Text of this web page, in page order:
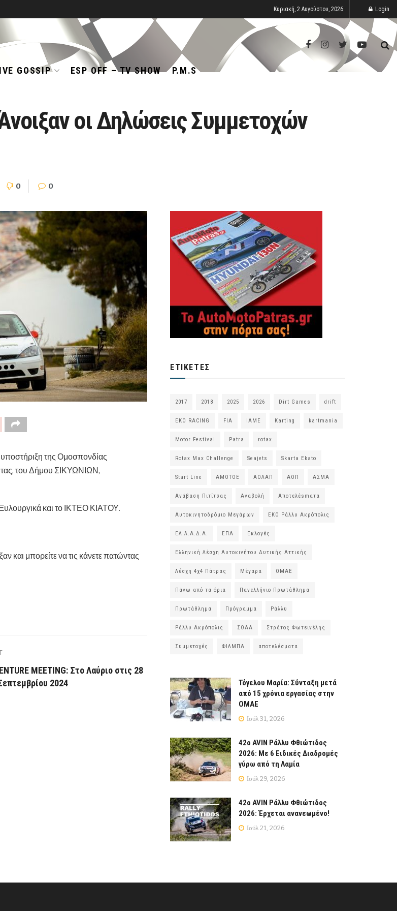
Κυριακή, 2 Αυγούστου, 2026 Login
GOSSIP ESP OFF – TV SHOW P.M.S
οι Δηλώσεις Συμμετοχών
0 0
υποστήριξη της Ομοσπονδίας
του Δήμου ΣΙΚΥΩΝΙΩΝ,
και το ΙΚΤΕΟ ΚΙΑΤΟΥ.
μπορείτε να τις κάνετε πατώντας
MEETING: Στο Λαύριο στις 28
2024
ΕΤΙΚΈΤΕΣ
2017 2018 2025 2026 Dirt Games drift
EKO RACING FIA IAME Karting kartmania
Motor Festival Patra rotax
Rotax Max Challenge Seajets Skarta Ekato
Start Line ΑΜΟΤΟΕ ΑΟΛΑΠ ΑΟΠ ΑΣΜΑ
Ανάβαση Πιτίτσας Αναβολή Αποτελέsmατα
Αυτοκινητοδρόμιο Μεγάρων ΕΚΟ Ράλλυ Ακρόπολις
ΕΛ.Λ.Α.Δ.Α. ΕΠΑ Εκλογές
Ελληνική Λέσχη Αυτοκινήτου Δυτικής Αττικής
Λέσχη 4χ4 Πάτρας Μέγαρα ΟΜΑΕ
Πάνω από τα όρια Πανελλήνιο Πρωτάθλημα
Πρωτάθλημα Πρόγραμμα Ράλλυ
Ράλλυ Ακρόπολις ΣΟΑΑ Στράτος Φωτεινέλης
Συμμετοχές ΦΙΛΜΠΑ αποτελέσματα
Τόγελου Μαρία: Σύνταξη μετά
από 15 χρόνια εργασίας στην
ΟΜΑΕ
Ιούλ 31, 2026
42ο AVIN Ράλλυ Φθιώτιδος
2026: Με 6 Ειδικές Διαδρομές
γύρω από τη Λαμία
Ιούλ 29, 2026
42ο AVIN Ράλλυ Φθιώτιδος
2026: Έρχεται ανανεωμένο!
Ιούλ 21, 2026